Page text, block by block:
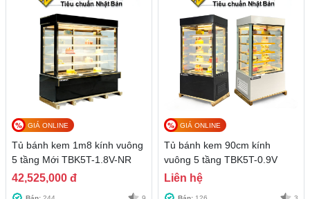
GIÁ ONLINE
Tủ bánh kem 1m8 kính vuông
5 tầng Mới TBK5T-1.8V-NR
42,525,000 đ
GIÁ ONLINE
Tủ bánh kem 90cm kính
vuông 5 tầng TBK5T-0.9V
Liên hệ